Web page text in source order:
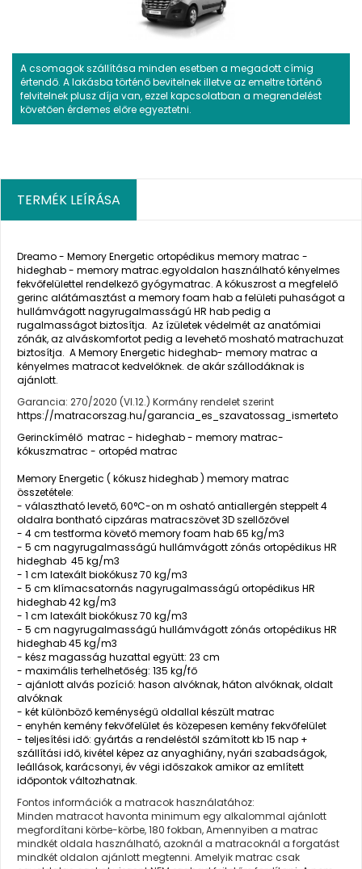
A csomagok szállítása minden esetben a megadott címig
értendő. A lakásba történő bevitelnek illetve az emeltre történő
felvitelnek plusz díja van, ezzel kapcsolatban a megrendelést
követően érdemes előre egyeztetni.
TERMÉK LEÍRÁSA
Dreamo - Memory Energetic ortopédikus memory matrac -
hideghab - memory matrac.egyoldalon használható kényelmes
fekvőfelülettel rendelkező gyógymatrac. A kókuszrost a megfelelő
gerinc alátámasztást a memory foam hab a felületi puhaságot a
hullámvágott nagyrugalmasságú HR hab pedig a
rugalmasságot biztosítja. Az ízületek védelmét az anatómiai
zónák, az alváskomfortot pedig a levehető mosható matrachuzat
biztosítja. A Memory Energetic hideghab- memory matrac a
kényelmes matracot kedvelőknek. de akár szállodáknak is
ajánlott.
Garancia: 270/2020 (VI.12.) Kormány rendelet szerint
https://matracorszag.hu/garancia_es_szavatossag_ismerteto
Gerinckímélő matrac - hideghab - memory matrac-
kókuszmatrac - ortopéd matrac
Memory Energetic ( kókusz hideghab ) memory matrac
összetétele:
- választható levető, 60°C-on m osható antiallergén steppelt 4
oldalra bontható cipzáras matracszövet 3D szellőzővel
- 4 cm testforma követő memory foam hab 65 kg/m3
- 5 cm nagyrugalmasságú hullámvágott zónás ortopédikus HR
hideghab 45 kg/m3
- 1 cm latexált biokókusz 70 kg/m3
- 5 cm klímacsatornás nagyrugalmasságú ortopédikus HR
hideghab 42 kg/m3
- 1 cm latexált biokókusz 70 kg/m3
- 5 cm nagyrugalmasságú hullámvágott zónás ortopédikus HR
hideghab 45 kg/m3
- kész magasság huzattal együtt: 23 cm
- maximális terhelhetőség: 135 kg/fő
- ajánlott alvás pozíció: hason alvóknak, háton alvóknak, oldalt
alvóknak
- két különböző keménységű oldallal készült matrac
- enyhén kemény fekvőfelület és közepesen kemény fekvőfelület
- teljesítési idő: gyártás a rendeléstől számított kb 15 nap +
szállítási idő, kivétel képez az anyaghiány, nyári szabadságok,
leállások, karácsonyi, év végi időszakok amikor az említett
időpontok változhatnak.
Fontos információk a matracok használatához:
Minden matracot havonta minimum egy alkalommal ajánlott
megfordítani körbe-körbe, 180 fokban, Amennyiben a matrac
mindkét oldala használható, azoknál a matracoknál a forgatást
mindkét oldalon ajánlott megtenni. Amelyik matrac csak